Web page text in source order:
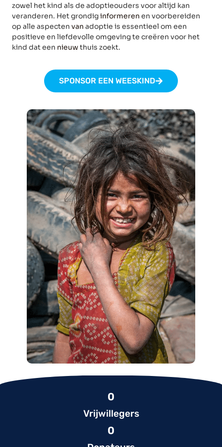
zowel het kind als de adoptieouders voor altijd kan
veranderen. Het grondiginformeren en voorbereiden
op alle aspecten van adoptie is essentieel om een
positieve en liefdevolle omgeving te creëren voor het
kind dat een nieuwthuis zoekt.
SPONSOR EEN WEESKIND
Vrijwillegers
0
0